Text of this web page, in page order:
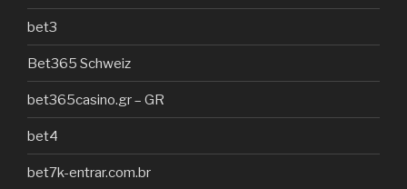
bet3
Bet365 Schweiz
bet365casino.gr – GR
bet4
bet7k-entrar.com.br